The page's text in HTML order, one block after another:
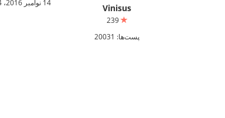
Vinisus
239
پست‌ها: 20031
14 نوامبر 2016،‏ 10:09:04